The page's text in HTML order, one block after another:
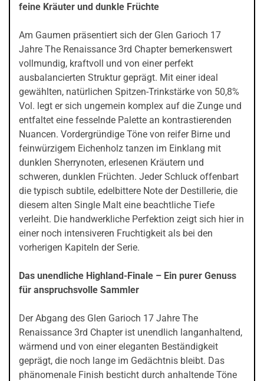
feine Kräuter und dunkle Früchte
Am Gaumen präsentiert sich der Glen Garioch 17
Jahre The Renaissance 3rd Chapter bemerkenswert
vollmundig, kraftvoll und von einer perfekt
ausbalancierten Struktur geprägt. Mit einer ideal
gewählten, natürlichen Spitzen-Trinkstärke von 50,8%
Vol. legt er sich ungemein komplex auf die Zunge und
entfaltet eine fesselnde Palette an kontrastierenden
Nuancen. Vordergründige Töne von reifer Birne und
feinwürzigem Eichenholz tanzen im Einklang mit
dunklen Sherrynoten, erlesenen Kräutern und
schweren, dunklen Früchten. Jeder Schluck offenbart
die typisch subtile, edelbittere Note der Destillerie, die
diesem alten Single Malt eine beachtliche Tiefe
verleiht. Die handwerkliche Perfektion zeigt sich hier in
einer noch intensiveren Fruchtigkeit als bei den
vorherigen Kapiteln der Serie.
Das unendliche Highland-Finale – Ein purer Genuss
für anspruchsvolle Sammler
Der Abgang des Glen Garioch 17 Jahre The
Renaissance 3rd Chapter ist unendlich langanhaltend,
wärmend und von einer eleganten Beständigkeit
geprägt, die noch lange im Gedächtnis bleibt. Das
phänomenale Finish besticht durch anhaltende Töne